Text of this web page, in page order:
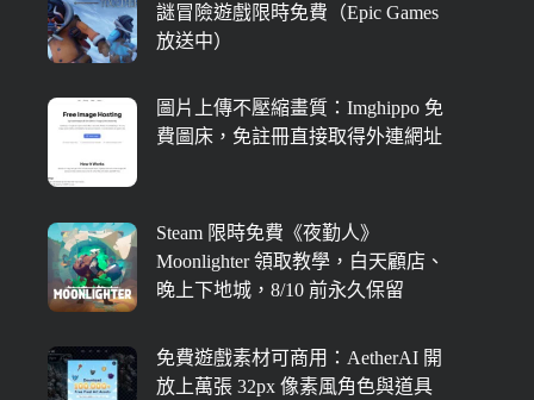
謎冒險遊戲限時免費（Epic Games
放送中）
圖片上傳不壓縮畫質：Imghippo 免
費圖床，免註冊直接取得外連網址
Steam 限時免費《夜勤人》
Moonlighter 領取教學，白天顧店、
晚上下地城，8/10 前永久保留
免費遊戲素材可商用：AetherAI 開
放上萬張 32px 像素風角色與道具